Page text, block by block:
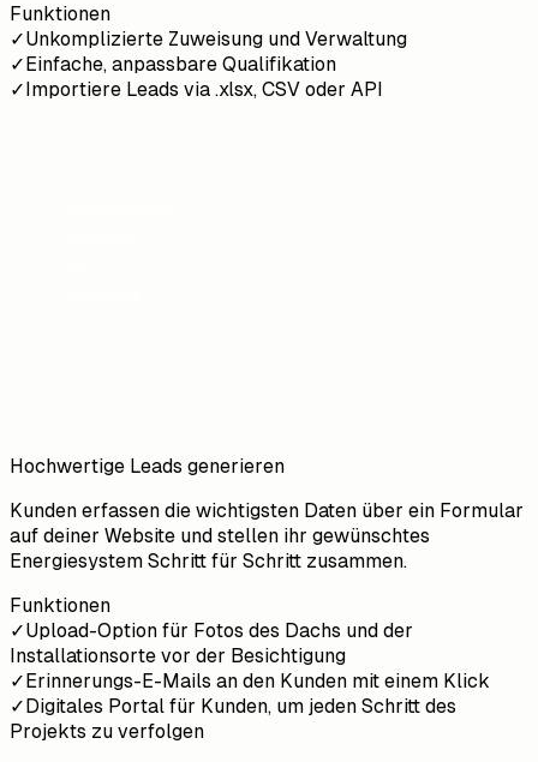
Funktionen
✓Unkomplizierte Zuweisung und Verwaltung
✓Einfache, anpassbare Qualifikation
✓Importiere Leads via .xlsx, CSV oder API
Hochwertige Leads generieren
Kunden erfassen die wichtigsten Daten über ein Formular
auf deiner Website und stellen ihr gewünschtes
Energiesystem Schritt für Schritt zusammen.
Funktionen
✓Upload-Option für Fotos des Dachs und der
Installationsorte vor der Besichtigung
✓Erinnerungs-E-Mails an den Kunden mit einem Klick
✓Digitales Portal für Kunden, um jeden Schritt des
Projekts zu verfolgen